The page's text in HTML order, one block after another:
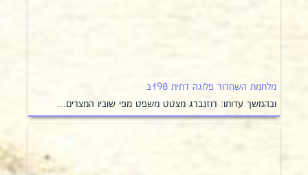
מלחמת השחרור פלוגה דתית 198ב
ובהמשך עדותו: רוזנברג מצטט משפט מפי שוביו המצרים…